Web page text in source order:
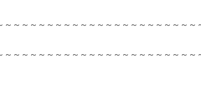
～～～～～～～～～～～～～～～～～～～～～～～
～～～～～～～～～～～～～～～～～～～～～～～